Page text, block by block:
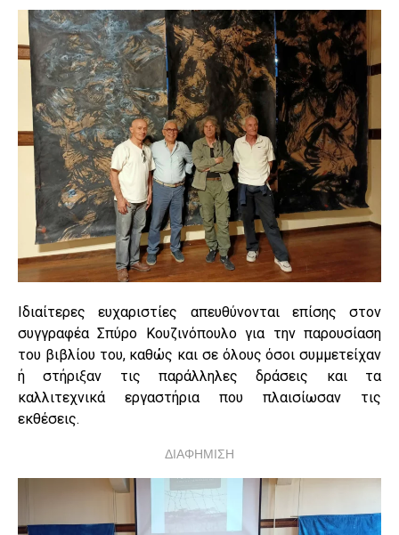
Ιδιαίτερες ευχαριστίες απευθύνονται επίσης στον
συγγραφέα Σπύρο Κουζινόπουλο για την παρουσίαση
του βιβλίου του, καθώς και σε όλους όσοι συμμετείχαν
ή στήριξαν τις παράλληλες δράσεις και τα
καλλιτεχνικά εργαστήρια που πλαισίωσαν τις
εκθέσεις.
ΔΙΑΦΗΜΙΣΗ